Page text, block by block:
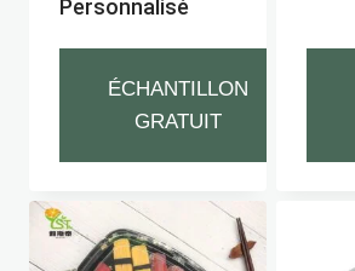
Personnalisé
ÉCHANTILLON
GRATUIT